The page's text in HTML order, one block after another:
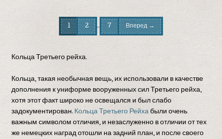
1 2 … 7 Вперед →
Кольца Третьего рейха.
Кольца, такая необычная вещь, их использовали в качестве
дополнения к униформе вооруженных сил Третьего рейха,
хотя этот факт широко не освещался и был слабо
задокументирован. Кольца Третьего Рейхабыли очень
важным символом отличия, и незаслуженно в отличии от тех
же немецких наград отошли на задний план, и после своего